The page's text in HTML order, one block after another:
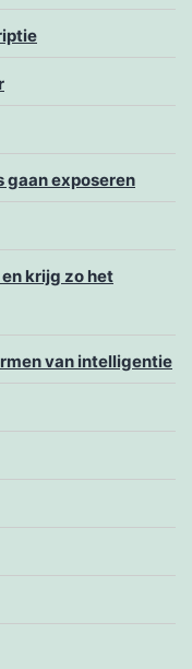
gaan exposeren
krijg zo het
van intelligentie